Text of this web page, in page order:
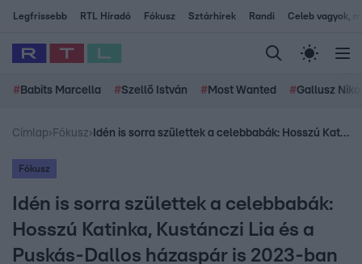
Legfrissebb RTL Híradó Fókusz Sztárhírek Randi Celeb vagyok,
# Babits Marcella #Szellő István # Most Wanted #Gallusz
Címlap› Fókusz› Idén is sorra születtek a celebbabák: Hosszú Katinka, Kustánczi Lia és a Puskás-Dallos házaspár is 2023-ban vált szülővé
Fókusz
Idén is sorra születtek a celebbabák:
Hosszú Katinka, Kustánczi Lia és a
Puskás-Dallos házaspár is 2023-ban